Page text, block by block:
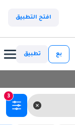
افتح التطبيق
بع تطبيق
3